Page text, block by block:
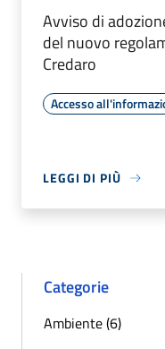
Avviso di
del nuovo
Credaro
Accesso
LEGGI DI PIÙ
Categorie
Ambiente (6)